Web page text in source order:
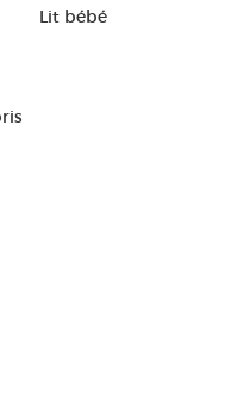
Lit bébé